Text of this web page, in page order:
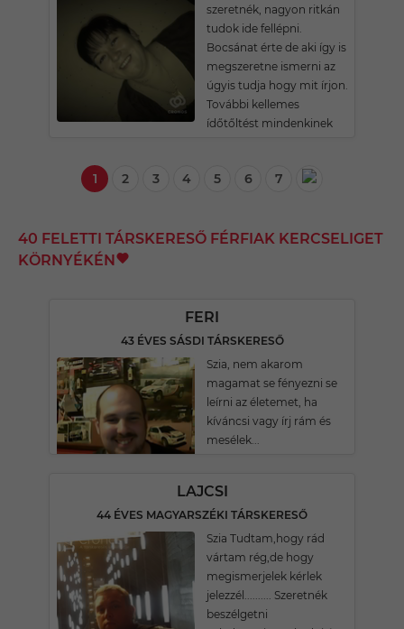
szeretnék, nagyon ritkán
tudok ide fellépni.
Bocsánat érte de aki így is
megszeretne ismerni az
úgyis tudja hogy mit írjon.
További kellemes
ídőtőltést mindenkinek
1 2 3 4 5 6 7
40 FELETTI TÁRSKERESŐ FÉRFIAK KERCSELIGET
KÖRNYÉKÉN
FERI
43 ÉVES SÁSDI TÁRSKERESŐ
Szia, nem akarom
magamat se fényezni se
leírni az életemet, ha
kíváncsi vagy írj rám és
mesélek...
LAJCSI
44 ÉVES MAGYARSZÉKI TÁRSKERESŐ
Szia Tudtam,hogy rád
vártam rég,de hogy
megismerjelek kérlek
jelezzél.......... Szeretnék
beszélgetni